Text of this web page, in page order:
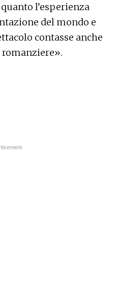
l’esperienza
del mondo e
contasse anche
romanziere».